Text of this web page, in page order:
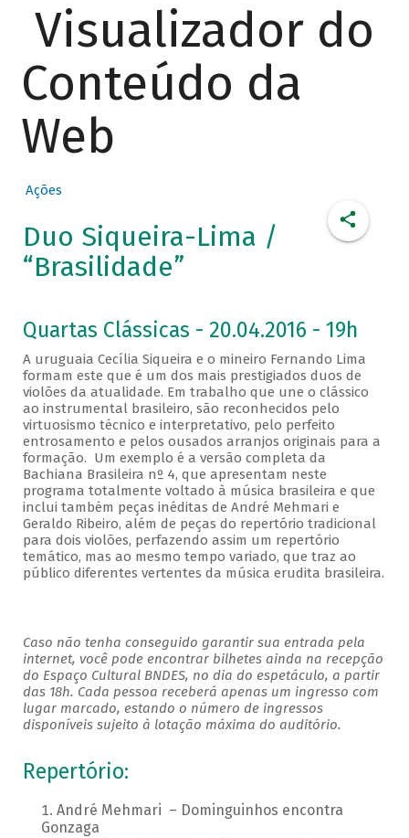
Visualizador do
Conteúdo da
Web
Ações
Duo Siqueira-Lima /
“Brasilidade”
Quartas Clássicas - 20.04.2016 - 19h
A uruguaia Cecília Siqueira e o mineiro Fernando Lima
formam este que é um dos mais prestigiados duos de
violões da atualidade. Em trabalho que une o clássico
ao instrumental brasileiro, são reconhecidos pelo
virtuosismo técnico e interpretativo, pelo perfeito
entrosamento e pelos ousados arranjos originais para a
formação. Um exemplo é a versão completa da
Bachiana Brasileira nº 4, que apresentam neste
programa totalmente voltado à música brasileira e que
inclui também peças inéditas de André Mehmari e
Geraldo Ribeiro, além de peças do repertório tradicional
para dois violões, perfazendo assim um repertório
temático, mas ao mesmo tempo variado, que traz ao
público diferentes vertentes da música erudita brasileira.
Caso não tenha conseguido garantir sua entrada pela
internet, você pode encontrar bilhetes ainda na recepção
do Espaço Cultural BNDES, no dia do espetáculo, a partir
das 18h. Cada pessoa receberá apenas um ingresso com
lugar marcado, estando o número de ingressos
disponíveis sujeito à lotação máxima do auditório.
Repertório:
André Mehmari – Dominguinhos encontra
Gonzaga